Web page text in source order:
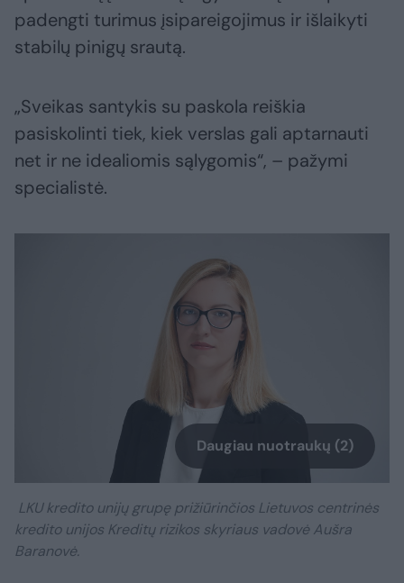
padengti turimus įsipareigojimus ir išlaikyti
stabilų pinigų srautą.
„Sveikas santykis su paskola reiškia
pasiskolinti tiek, kiek verslas gali aptarnauti
net ir ne idealiomis sąlygomis“, – pažymi
specialistė.
Daugiau nuotraukų (2)
LKU kredito unijų grupę prižiūrinčios Lietuvos centrinės
kredito unijos Kreditų rizikos skyriaus vadovė Aušra
Baranovė.